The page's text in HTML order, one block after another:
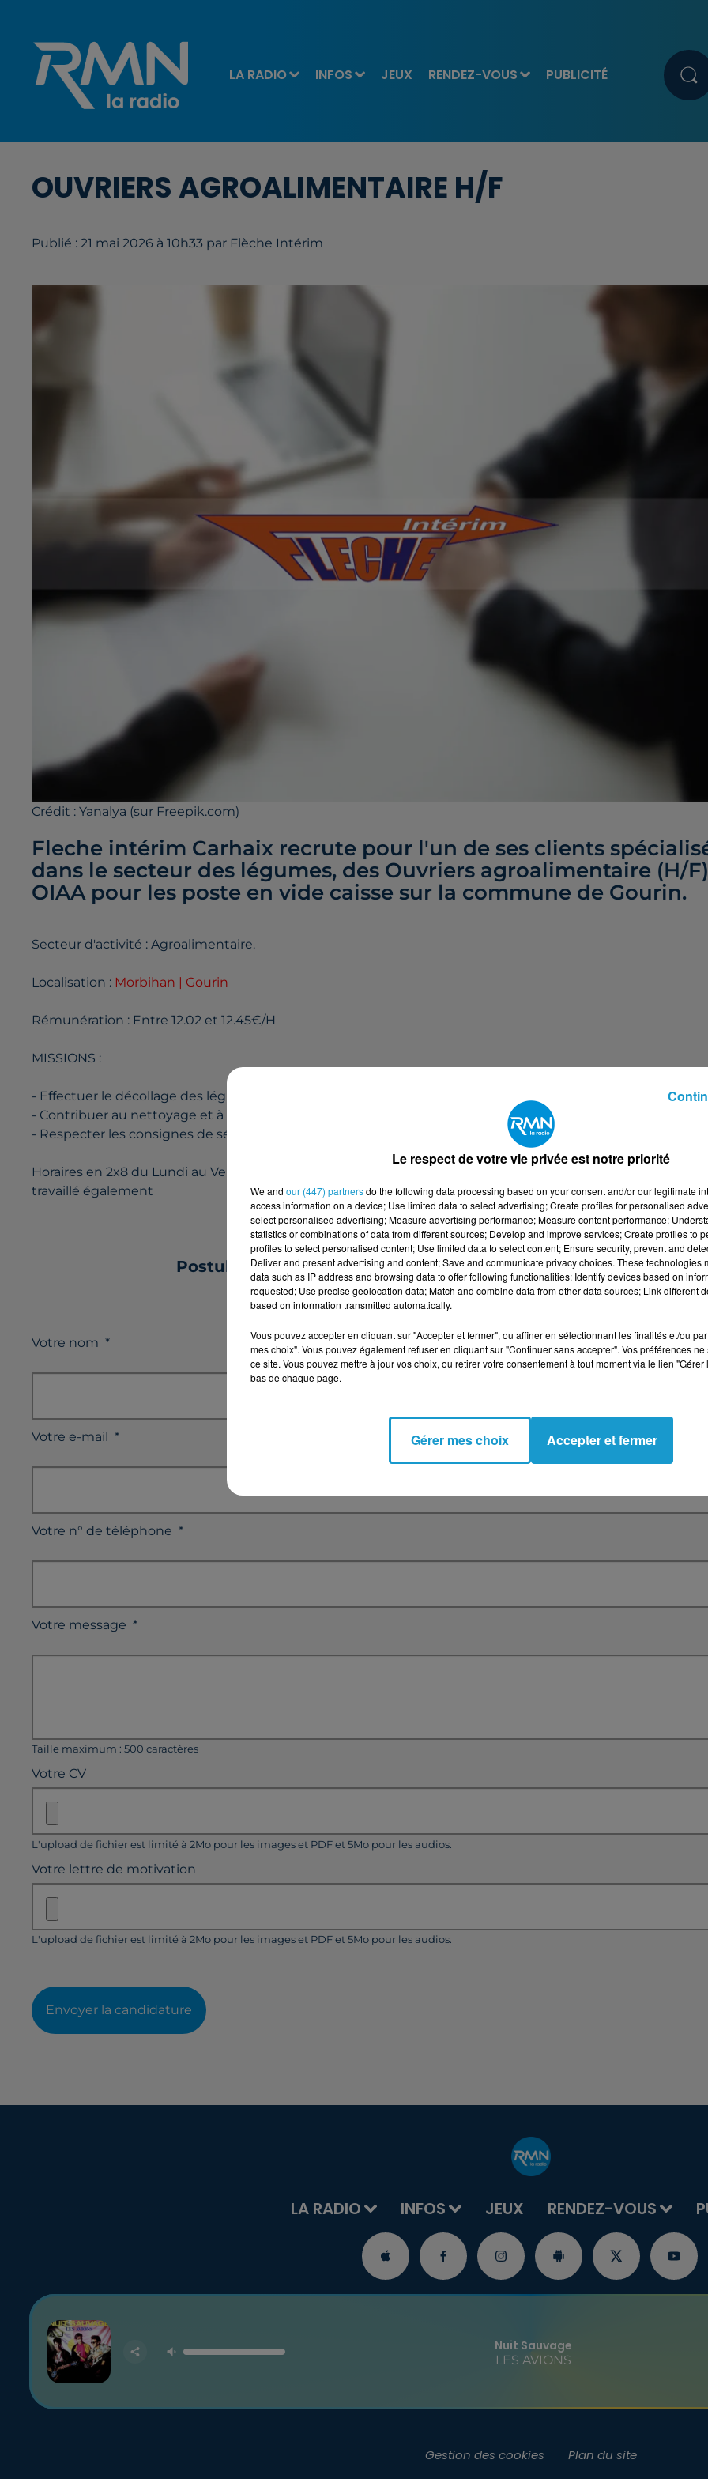
LA RADIO INFOS JEUX RENDEZ-VOUS PUBLICITÉ
OUVRIERS AGROALIMENTAIRE H/F
Publié : 21 mai 2026 à 10h33 par Flèche Intérim
Crédit : Yanalya (sur Freepik.com)
Fleche intérim Carhaix recrute pour l'un de ses clients
dans le secteur des légumes, des Ouvriers agroalimentaire (H/F)
OIAA pour les poste en vide caisse sur la commune de Gourin.
Secteur d'activité : Agroalimentaire.
Localisation : Morbihan | Gourin
Rémunération : Entre 12.02 et 12.45€/H
MISSIONS :
- Effectuer le décollage des légumes à l'aide de la barre à mine
- Contribuer au nettoyage et à l'entretien de l'atelier de production
- Respecter les consignes de sécurité et les procédures
Horaires en 2x8 du Lundi au Vendredi Poste à pourvoir rapidement sur du long terme, le samedi peut-être
travaillé également
Postulez à l'offre : Ouvriers Agroalimentaire H/F
Votre nom *
Votre e-mail *
Votre n° de téléphone *
Votre message *
Taille maximum : 500 caractères
Votre CV
L'upload de fichier est limité à 2Mo pour les images et PDF et 5Mo pour les audios.
Votre lettre de motivation
L'upload de fichier est limité à 2Mo pour les images et PDF et 5Mo pour les audios.
Envoyer la candidature
LA RADIO INFOS JEUX RENDEZ-VOUS
Nuit Sauvage
LES AVIONS
Gestion des cookies Plan du site
Le respect de votre vie privée est notre priorité
We and our (447) partnersdo the following data processing based on your consent and/or our legitimate
access information on a device; Use limited data to select advertising; Create profiles for personalised
select personalised advertising; Measure advertising performance; Measure content performance;
statistics or combinations of data from different sources; Develop and improve services; Create profiles to
profiles to select personalised content; Use limited data to select content; Ensure security, prevent and
Deliver and present advertising and content; Save and communicate privacy choices. These technologies
data such as IP address and browsing data to offer following functionalities: Identify devices based on
requested; Use precise geolocation data; Match and combine data from other data sources; Link different
based on information transmitted automatically.
Vous pouvez accepter en cliquant sur "Accepter et fermer", ou affiner en sélectionnant les finalités et/ou
mes choix". Vous pouvez également refuser en cliquant sur "Continuer sans accepter". Vos préférences
ce site. Vous pouvez mettre à jour vos choix, ou retirer votre consentement à tout moment via le lien
bas de chaque page.
Gérer mes choix Accepter et fermer